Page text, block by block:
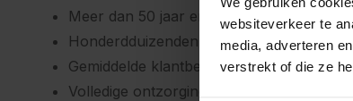
websiteverkeer te
media, adverteren
verstrekt of die ze
Meer dan 50 jaar ervaring in
Honderdduizenden woningen
Gemiddelde klantbeoordeling van 4,5 uit
Volledige ontzorging van advies tot en